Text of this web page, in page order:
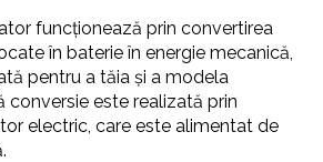
funcționează prin convertirea
în baterie în energie mecanică,
pentru a tăia și a modela
conversie este realizată prin
electric, care este alimentat de